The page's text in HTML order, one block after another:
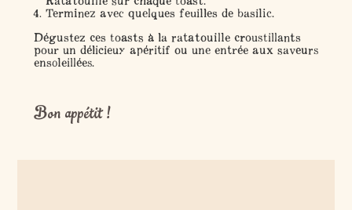
Terminez avec quelques feuilles de basilic.
Dégustez ces toasts à la ratatouille croustillants
pour un délicieux apéritif ou une entrée aux saveurs
ensoleillées.
Bon appétit !